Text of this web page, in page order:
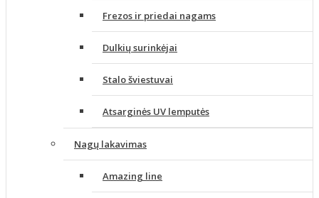
Frezos ir priedai nagams
Dulkių surinkėjai
Stalo šviestuvai
Atsarginės UV lemputės
Nagų lakavimas
Amazing line